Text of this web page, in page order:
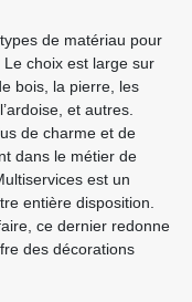
de matériau pour
Le choix est large sur
bois, la pierre, les
et autres.
de charme et de
dans le métier de
est un
entière disposition.
ce dernier redonne
des décorations